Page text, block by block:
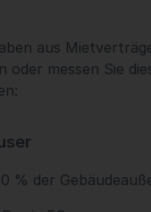
aus
oder messen Sie
% der